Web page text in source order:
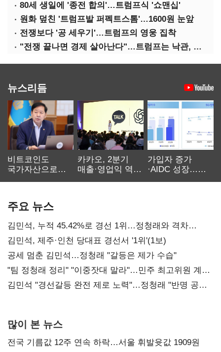
80세 생일에 '종전 합의'…트럼프식 '쇼맨십'
원화 덮친 '트럼프발 퍼펙트스톰'…1600원 눈앞
전쟁보다 '공 세우기'…트럼프의 영웅 집착
"전쟁 끝나면 경제 살아난다"…트럼프는 낙관, 미국인은 싸늘
뉴스리듬
비트코인도
국가자산으로…'
카카오, 2분기
매출·영업익 역대
가입자 증가
·AIDC 성장…
주요 뉴스
김민석, 누적 45.42%로 경선 1위…정청래와 격차
0.86%p(2보)
김민석, 제주·인천 당대표 경선서 '1위'(1보)
공세 멈춘 김민석…정청래 "갈등은 제가 수습"
"팀 정청래 정리" "이중잣대 말라"…민주 최고위원 계파
다툼 격화
김민석 "경선갈등 완전 제로 노력"…정청래 "반명 공세
많이 본 뉴스
전국 기름값 12주 연속 하락…서울 휘발윳값 1909원